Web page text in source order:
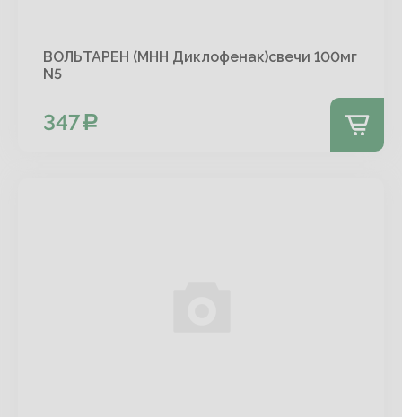
ВОЛЬТАРЕН (МНН Диклофенак)свечи 100мг
N5
347